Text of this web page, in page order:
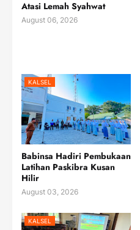
Atasi Lemah Syahwat
August 06, 2026
KALSEL
Babinsa Hadiri Pembukaan
Latihan Paskibra Kusan
Hilir
August 03, 2026
KALSEL